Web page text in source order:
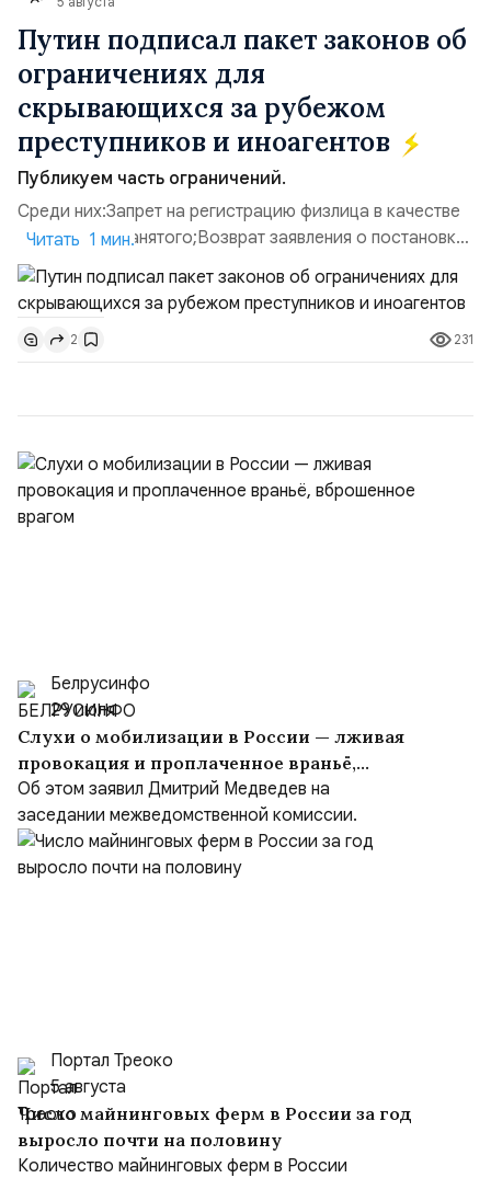
Путин подписал пакет законов об
ограничениях для
скрывающихся за рубежом
преступников и иноагентов
Публикуем часть ограничений.
Среди них:Запрет на регистрацию физлица в качестве
ИП или самозанятого;Возврат заявления о постановке
недвижимости на кадастровый учет;Ограничение
водительских прав;Запрет регистрации транспортных
средств и на заключение сделок по
доверенности;Отказ в заключении кредитного
договора, предоставлении государственных и
Читать 1 мин.
2 231
Белрусинфо
29 июля
Слухи о мобилизации в России — лживая
провокация и проплаченное враньё,
вброшенное врагом
Об этом заявил Дмитрий Медведев на
заседании межведомственной комиссии.
Портал Треоко
5 августа
Число майнинговых ферм в России за год
выросло почти на половину
Количество майнинговых ферм в России